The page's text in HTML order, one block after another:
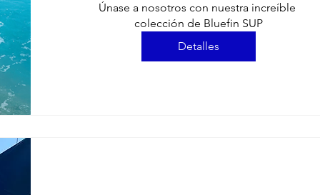
Únase a nosotros con nuestra increíble
colección de Bluefin SUP
Detalles